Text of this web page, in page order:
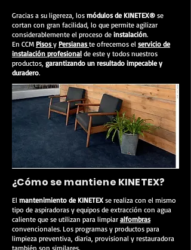
Gracias a su ligereza, los módulos de KINETEX® se
cortan con gran facilidad, lo que permite agilizar
considerablemente el proceso de instalación.
En CCM Pisosy Persianaste ofrecemos el servicio de
instalación profesional de este y todos nuestros
productos, garantizando un resultado impecable y
duradero.
¿Cómo se mantiene KINETEX?
El mantenimiento de KINETEX se realiza con el mismo
tipo de aspiradoras y equipos de extracción con agua
caliente que se utilizan para limpiar alfombras
convencionales. Los programas y productos para
limpieza preventiva, diaria, provisional y restauradora
también son similares.